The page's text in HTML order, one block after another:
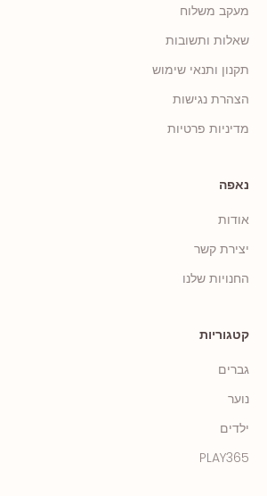
מעקב משלוח
שאלות ותשובות
תקנון ותנאי שימוש
הצהרת נגישות
מדיניות פרטיות
נאפה
אודות
יצירת קשר
החנויות שלנו
קטגוריות
גברים
נוער
ילדים
PLAY365